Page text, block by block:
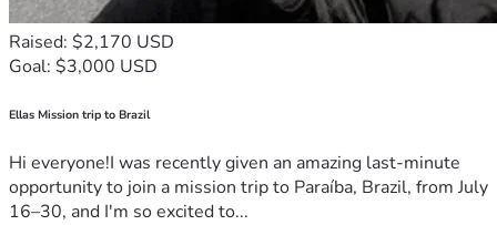
Raised: $2,170 USD
Goal: $3,000 USD
Ellas Mission trip to Brazil
Hi everyone!I was recently given an amazing last-minute
opportunity to join a mission trip to Paraíba, Brazil, from July
16–30, and I'm so excited to...